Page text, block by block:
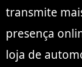
transmite
presença
loja de